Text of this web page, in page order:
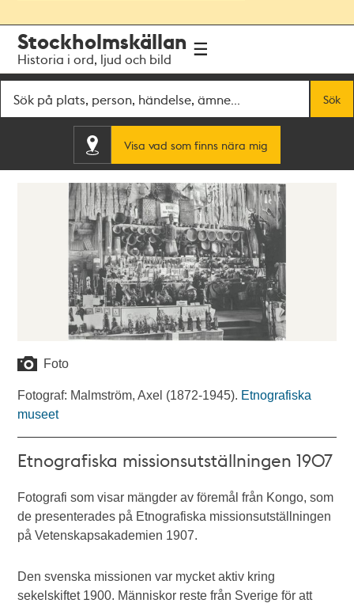
navigationen
huvudinnehållet
Stockholmskällan
Historia i ord, ljud och bild
Sök
Visa vad som finns nära mig
Foto
Fotograf: Malmström, Axel (1872-1945). Etnografiska
museet
Etnografiska missionsutställningen 1907
Fotografi som visar mängder av föremål från Kongo, som
de presenterades på Etnografiska missionsutställningen
på Vetenskapsakademien 1907.
Den svenska missionen var mycket aktiv kring
sekelskiftet 1900. Människor reste från Sverige för att